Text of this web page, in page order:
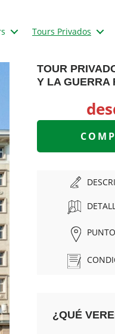
Tours Privados
TOUR
Y LA GUERRA
¿QUÉ